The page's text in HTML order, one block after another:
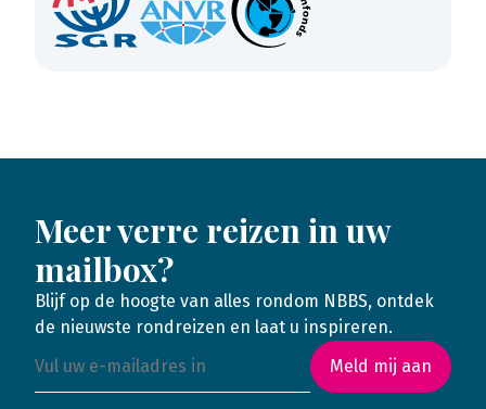
Meer verre reizen in uw
mailbox?
Blijf op de hoogte van alles rondom NBBS, ontdek
de nieuwste rondreizen en laat u inspireren.
Meld mij aan